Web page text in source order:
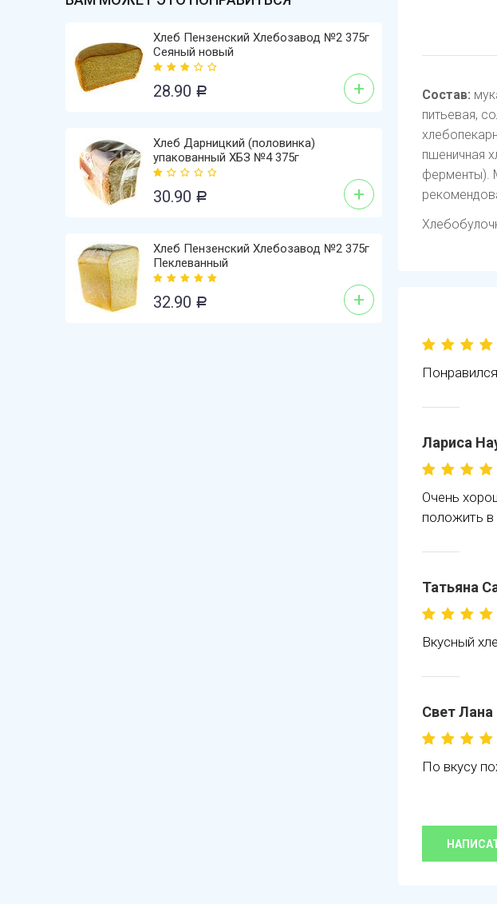
Хлеб Пензенский Хлебозавод №2 375г
Сеяный новый
28.90 Р +
Хлеб Дарницкий (половинка)
упакованный ХБЗ №4 375г
30.90 Р +
Хлеб Пензенский Хлебозавод №2 375г
Пеклеванный
32.90 Р +
Состав:
питьевая,
пшеничная
ферменты).
Лариса
Очень
положить в
Татьяна
Вкусный
Свет Лана
По вкусу